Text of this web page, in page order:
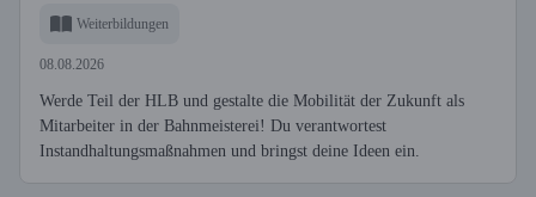
Weiterbildungen
08.08.2026
Werde Teil der HLB und gestalte die Mobilität der Zukunft als
Mitarbeiter in der Bahnmeisterei! Du verantwortest
Instandhaltungsmaßnahmen und bringst deine Ideen ein.